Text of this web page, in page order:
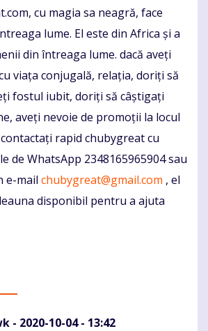
cu magia sa neagră, face
lume. El este din Africa și a
din întreaga lume. dacă aveți
viața conjugală, relația, doriți să
fostul iubit, doriți să câștigați
aveți nevoie de promoții la locul
rapid chubygreat cu
de WhatsApp 2348165965904 sau
e-mail chubygreat@gmail.com , el
disponibil pentru a ajuta
- 2020-10-04 - 13:42